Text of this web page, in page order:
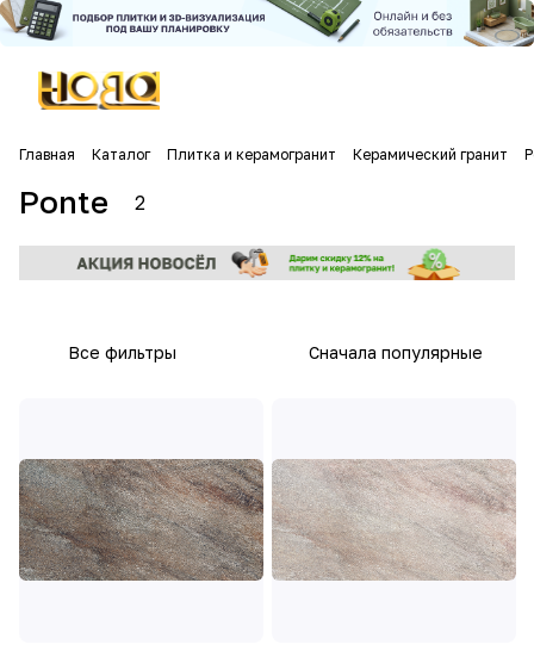
Главная Каталог Плитка и керамогранит Керамический гранит
Ponte 2
Все фильтры Сначала популярные